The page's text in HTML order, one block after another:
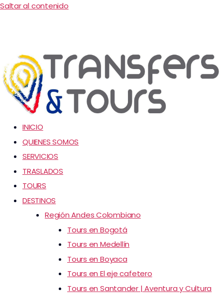
Saltar al contenido
INICIO
QUIENES SOMOS
SERVICIOS
TRASLADOS
TOURS
DESTINOS
Región Andes Colombiano
Tours en Bogotá
Tours en Medellín
Tours en Boyaca
Tours en El eje cafetero
Tours en Santander | Aventura y Cultura